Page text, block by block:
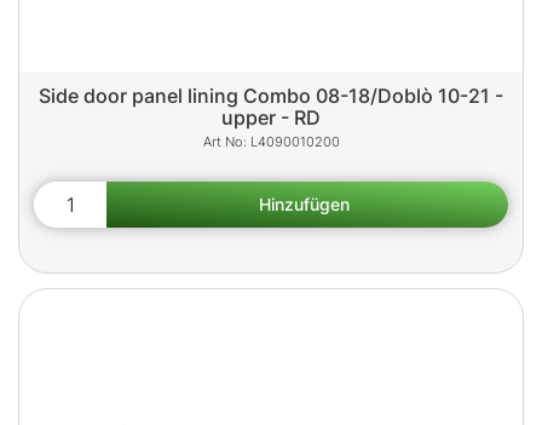
Side door panel lining Combo 08-18/Doblò 10-21 -
upper - RD
L4090010200